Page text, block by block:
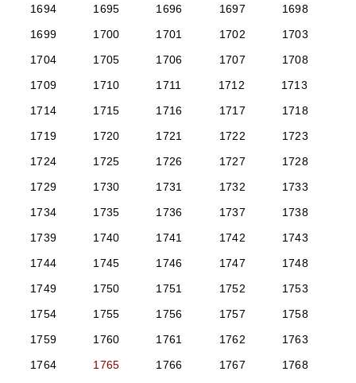
1694
1695 1696 1697
1698
1699
1700 1701 1702
1703
1704
1705 1706 1707
1708
1709
1710 1711 1712
1713
1714
1715 1716 1717
1718
1719
1720 1721 1722
1723
1724
1725 1726 1727
1728
1729
1730 1731 1732
1733
1734
1735 1736 1737
1738
1739
1740 1741 1742
1743
1744
1745 1746 1747
1748
1749
1750 1751 1752
1753
1754
1755 1756 1757
1758
1759
1760 1761 1762
1763
1764
1765 1766 1767
1768